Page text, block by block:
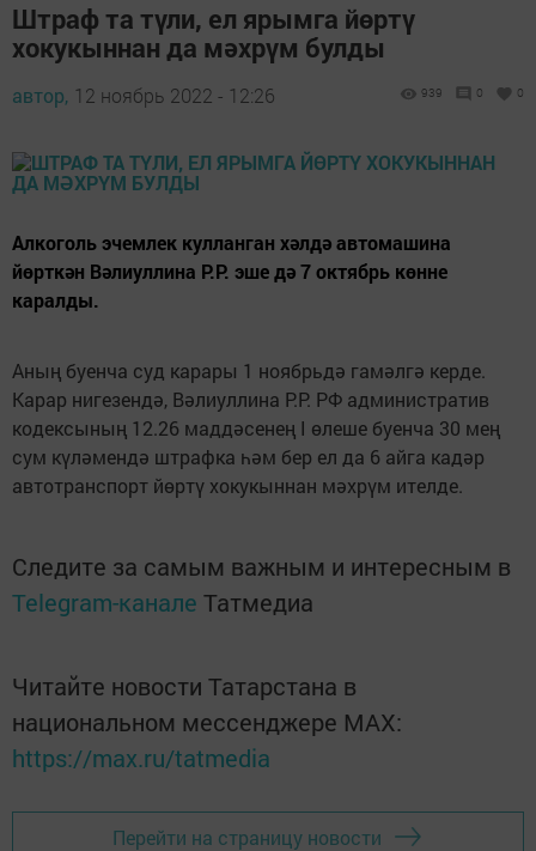
Штраф та түли, ел ярымга йөртү
хокукыннан да мәхрүм булды
автор, 12 ноябрь 2022 - 12:26 939 0 0
Алкоголь эчемлек кулланган хәлдә автомашина
йөрткән Вәлиуллина Р.Р. эше дә 7 октябрь көнне
каралды.
Аның буенча суд карары 1 ноябрьдә гамәлгә керде.
Карар нигезендә, Вәлиуллина Р.Р. РФ административ
кодексының 12.26 маддәсенең I өлеше буенча 30 мең
сум күләмендә штрафка һәм бер ел да 6 айга кадәр
автотранспорт йөртү хокукыннан мәхрүм ителде.
Следите за самым важным и интересным в
Telegram-канале Татмедиа
Читайте новости Татарстана в
национальном мессенджере MАХ:
https://max.ru/tatmedia
Перейти на страницу новости